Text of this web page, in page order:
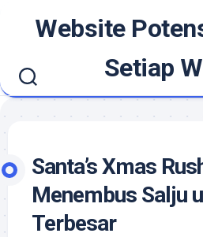
Website
Setiap
Santa’s Xmas
Menembus Salju
Terbesar